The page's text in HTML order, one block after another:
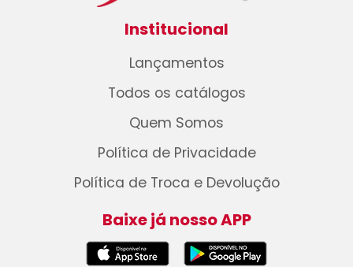
Institucional
Lançamentos
Todos os catálogos
Quem Somos
Política de Privacidade
Política de Troca e Devolução
Baixe já nosso APP